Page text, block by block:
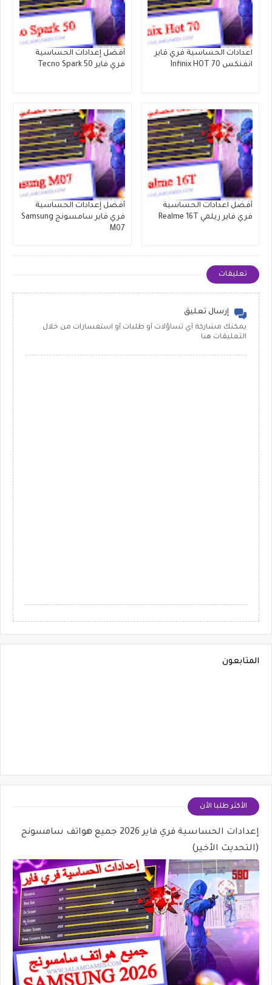
اعدادات الحساسية فري فاير
انفنكس Infinix HOT 70
أفضل إعدادات الحساسية
فري فاير Tecno Spark 50
أفضل اعدادات الحساسية
فري فاير ريلمي Realme 16T
أفضل إعدادات الحساسية
فري فاير سامسونج Samsung
M07
تعليقات
إرسال تعليق
يمكنك مشاركة أي تساؤلات أو طلبات أو استفسارات من خلال
التعليقات هنا
المتابعون
الأكثر طلبا الأن
إعدادات الحساسية فري فاير 2026 جميع هواتف سامسونج
(التحديث الأخير)